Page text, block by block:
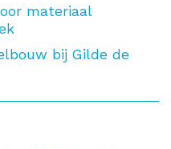
materiaal
bij Gilde de